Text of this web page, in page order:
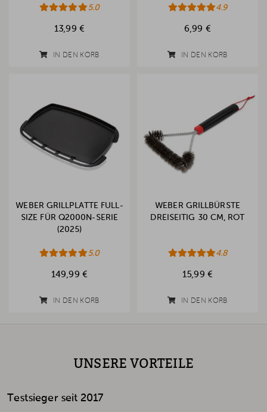
5.0
13,99 €
IN DEN KORB
4.9
6,99 €
IN DEN KORB
WEBER GRILLPLATTE FULL-
SIZE FÜR Q2000N-SERIE
(2025)
5.0
149,99 €
IN DEN KORB
WEBER GRILLBÜRSTE
DREISEITIG 30 CM, ROT
4.8
15,99 €
IN DEN KORB
UNSERE VORTEILE
Testsieger seit 2017